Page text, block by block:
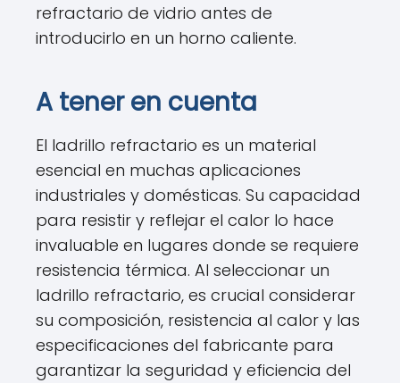
refractario de vidrio antes de
introducirlo en un horno caliente.
A tener en cuenta
El ladrillo refractario es un material
esencial en muchas aplicaciones
industriales y domésticas. Su capacidad
para resistir y reflejar el calor lo hace
invaluable en lugares donde se requiere
resistencia térmica. Al seleccionar un
ladrillo refractario, es crucial considerar
su composición, resistencia al calor y las
especificaciones del fabricante para
garantizar la seguridad y eficiencia del